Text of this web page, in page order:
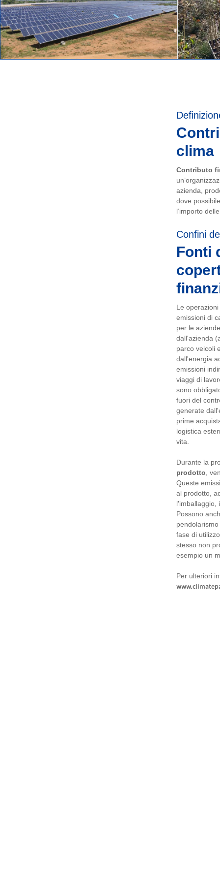
clima
Contributo
azienda,
dove
l’importo
Confini
Fonti
Le
emissioni di
per le
dall'azienda
parco veicoli
dall'energia
emissioni
viaggi di
sono
fuori del
generate
prime
logistica
vita.
Durante la
prodotto ,
Queste
al prodotto,
l'imballaggio,
Possono
fase di
stesso non
esempio un
Per ulteriori